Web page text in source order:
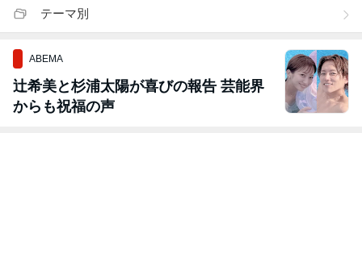
テーマ別
ABEMA
辻希美と杉浦太陽が喜びの報告 芸能界
からも祝福の声